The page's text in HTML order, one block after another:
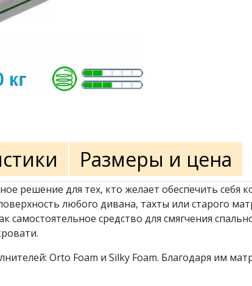
Размеры и цена
решение для тех, кто желает обеспечить
любого дивана, тахты или старого
самостоятельное средство для смягчения
Orto Foam и Silky Foam. Благодаря им